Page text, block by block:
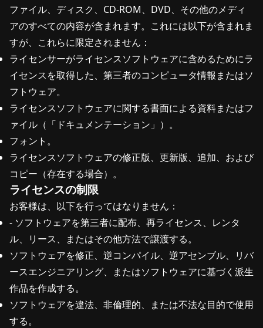
ファイル、ディスク、CD-ROM、DVD、その他のメディ
アのすべての内容が含まれます。これには以下が含まれま
すが、これらに限定されません：
ライセンサーがライセンスソフトウェアに含めるためにラ
イセンスを取得した、第三者のコンピュータ情報またはソ
フトウェア。
ライセンスソフトウェアに関する書面による資料またはフ
ァイル（「ドキュメンテーション」）。
フォント。
ライセンスソフトウェアの修正版、更新版、追加、および
コピー（存在する場合）。
ライセンスの制限
お客様は、以下を行ってはなりません：
- ソフトウェアを第三者に配布、再ライセンス、レンタ
ル、リース、またはその他方法で譲渡する。
ソフトウェアを修正、逆コンパイル、逆アセンブル、リバ
ースエンジニアリング、またはソフトウェアに基づく派生
作品を作成する。
ソフトウェアを違法、非倫理的、または不法な目的で使用
する。